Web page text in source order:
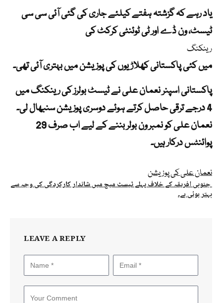
یاد رہے کہ گزشتہ ہفتے کیلئے جاری کی گئی آئی سی سی
ٹیسٹ، ون ڈے اور ٹی ٹوئنٹی کرکٹ کی
رینکنگ
میں کئی پاکستانی کھلاڑیوں کی پوزیشن میں بہتری آئی تھی۔
پاکستانی اسپنر نعمان علی نے ٹیسٹ بولرز کی رینکنگ میں
4 درجے ترقی حاصل کرتے ہوئے دوسری پوزیشن سنبھال لی۔
نعمان علی کو نمبر ون بولر بننے کے لیے اب صرف 29
پوائنٹس درکار ہیں۔
نعمان علی کی پوزیشن
جنوبی افریقہ کے خلاف پہلے ٹیسٹ میچ میں شاندار کارکردگی کی وجہ سے
بہتر ہوئی ہے۔
LEAVE A REPLY